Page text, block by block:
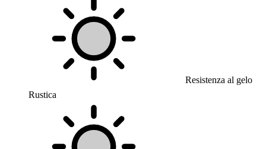
Resistenza al gelo
Rustica